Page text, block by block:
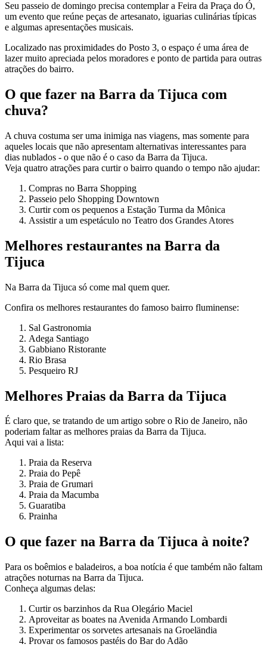
Seu passeio de domingo precisa contemplar a Feira da Praça do Ó,
um evento que reúne peças de artesanato, iguarias culinárias típicas
e algumas apresentações musicais.
Localizado nas proximidades do Posto 3, o espaço é uma área de
lazer muito apreciada pelos moradores e ponto de partida para outras
atrações do bairro.
O que fazer na Barra da Tijuca com
chuva?
A chuva costuma ser uma inimiga nas viagens, mas somente para
aqueles locais que não apresentam alternativas interessantes para
dias nublados - o que não é o caso da Barra da Tijuca.
Veja quatro atrações para curtir o bairro quando o tempo não ajudar:
Compras no Barra Shopping
Passeio pelo Shopping Downtown
Curtir com os pequenos a Estação Turma da Mônica
Assistir a um espetáculo no Teatro dos Grandes Atores
Melhores restaurantes na Barra da
Tijuca
Na Barra da Tijuca só come mal quem quer.
Confira os melhores restaurantes do famoso bairro fluminense:
Sal Gastronomia
Adega Santiago
Gabbiano Ristorante
Rio Brasa
Pesqueiro RJ
Melhores Praias da Barra da Tijuca
É claro que, se tratando de um artigo sobre o Rio de Janeiro, não
poderiam faltar as melhores praias da Barra da Tijuca.
Aqui vai a lista:
Praia da Reserva
Praia do Pepê
Praia de Grumari
Praia da Macumba
Guaratiba
Prainha
O que fazer na Barra da Tijuca à noite?
Para os boêmios e baladeiros, a boa notícia é que também não faltam
atrações noturnas na Barra da Tijuca.
Conheça algumas delas:
Curtir os barzinhos da Rua Olegário Maciel
Aproveitar as boates na Avenida Armando Lombardi
Experimentar os sorvetes artesanais na Groeländia
Provar os famosos pastéis do Bar do Adão